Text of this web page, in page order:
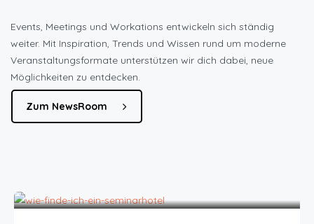
Events, Meetings und Workations entwickeln sich ständig
weiter. Mit Inspiration, Trends und Wissen rund um moderne
Veranstaltungsformate unterstützen wir dich dabei, neue
Möglichkeiten zu entdecken.
Zum NewsRoom